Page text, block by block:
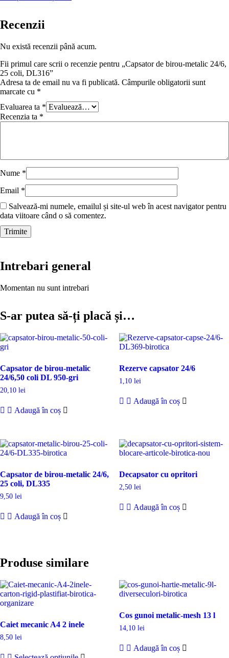
Recenzii
Nu există recenzii până acum.
Fii primul care scrii o recenzie pentru „Capsator de birou-metalic 24/6,
25 coli, DL316”
Adresa ta de email nu va fi publicată. Câmpurile obligatorii sunt
marcate cu *
Evaluarea ta *
Recenzia ta *
Nume *
Email *
Salvează-mi numele, emailul și site-ul web în acest navigator pentru
data viitoare când o să comentez.
Intrebari general
Momentan nu sunt intrebari
S-ar putea să-ți placă și…
Capsator de birou-metalic
24/6,50 coli DL 950-gri
20,10 lei
Adaugă în coș
Rezerve capsator 24/6
1,10 lei
Adaugă în coș
Capsator de birou-metalic 24/6,
25 coli, DL335
9,50 lei
Adaugă în coș
Decapsator cu opritori
2,50 lei
Adaugă în coș
Produse similare
Caiet mecanic A4 2 inele
8,50 lei
Cos gunoi metalic-mesh 13 l
14,10 lei
Adaugă în coș